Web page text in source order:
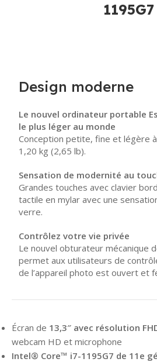
1195G7
Design moderne
Le nouvel ordinateur portable
le plus léger au monde
Conception petite, fine et légère
1,20 kg (2,65 lb).
Sensation de modernité au
Grandes touches avec clavier
tactile en mylar avec une
verre.
Contrôlez votre vie privée
Le nouvel obturateur mécanique
permet aux utilisateurs de
de l’appareil photo est ouvert et
Écran de 13,3″ avec résolution
webcam HD et microphone
Intel® Core™ i7-1195G7 de 11e